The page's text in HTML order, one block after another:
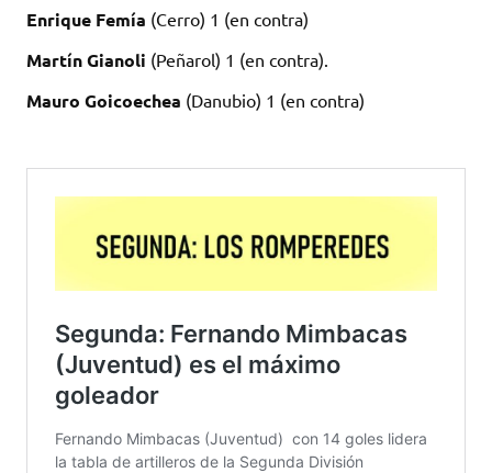
Enrique Femía (Cerro) 1 (en contra)
Martín Gianoli (Peñarol) 1 (en contra).
Mauro Goicoechea (Danubio) 1 (en contra)